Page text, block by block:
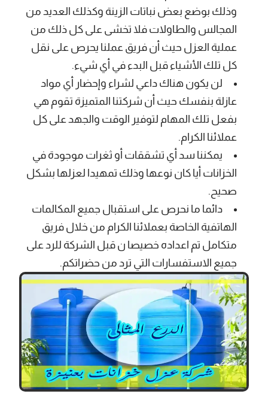
وذلك بوضع بعض نباتات الزينة وكذلك العديد من
المجالس والطاولات فلا تخشى على كل ذلك من
عملية العزل حيث أن فريق عملنا يحرص على نقل
كل تلك الأشياء قبل البدء في أي شيء.
لن يكون هناك داعي لشراء وإحضار أي مواد
عازلة بنفسك حيث أن شركتنا المتميزة تقوم هي
بفعل تلك المهام لتوفير الوقت والجهد على كل
عملائنا الكرام.
يمكننا سد أي تشققات أو ثغرات موجودة في
الخزانات أيا كان نوعها وذلك تمهيدا لعزلها بشكل
صحيح.
دائما ما نحرص على استقبال جميع المكالمات
الهاتفية الخاصة بعملائنا الكرام من خلال فريق
متكامل تم اعداده خصيصا ن قبل الشركة للرد على
جميع الاستفسارات التي ترد من حضراتكم.